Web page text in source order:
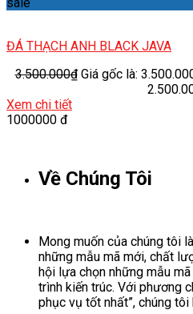
ĐÁ THẠCH ANH BLACK JAVA
3.500.000₫ Giá gốc là:
Xem chi tiết
1000000 đ
Về Chúng Tôi
Mong muốn của chúng tôi
những mẫu mã mới, chất
hội lựa chọn những mẫu
trình kiến trúc. Với phương
phục vụ tốt nhất”, chúng